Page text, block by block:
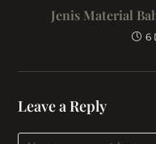
Jenis Material
6
Leave a Reply